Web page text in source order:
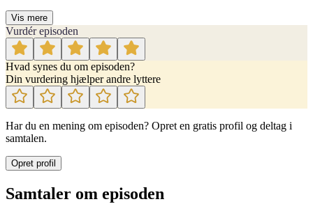
Vis mere
Vurdér episoden
Hvad synes du om episoden?
Din vurdering hjælper andre lyttere
Har du en mening om episoden? Opret en gratis profil og deltag i
samtalen.
Opret profil
Samtaler om episoden